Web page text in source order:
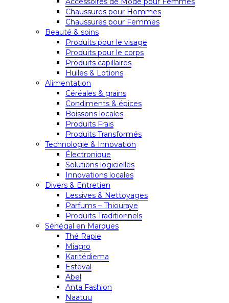
Chaussures pour Hommes
Chaussures pour Femmes
Beauté & soins
Produits pour le visage
Produits pour le corps
Produits capillaires
Huiles & Lotions
Alimentation
Céréales & grains
Condiments & épices
Boissons locales
Produits Frais
Produits Transformés
Technologie & Innovation
Électronique
Solutions logicielles
Innovations locales
Divers & Entretien
Lessives & Nettoyages
Parfums – Thiouraye
Produits Traditionnels
Sénégal en Marques
Thé Rapie
Miagro
Karitédiema
Esteval
Abel
Anta Fashion
Naatuu